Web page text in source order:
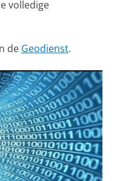
volledige
de Geodienst.